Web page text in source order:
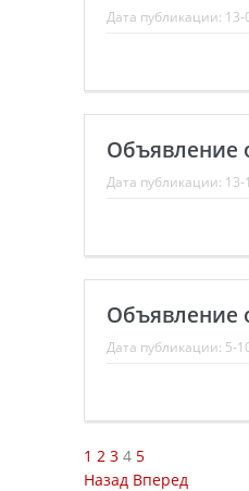
Дата публикации: 13-
Объявление
Дата публикации: 13-
Объявление
Дата публикации: 5-
1 2 3 4 5
Назад Вперед